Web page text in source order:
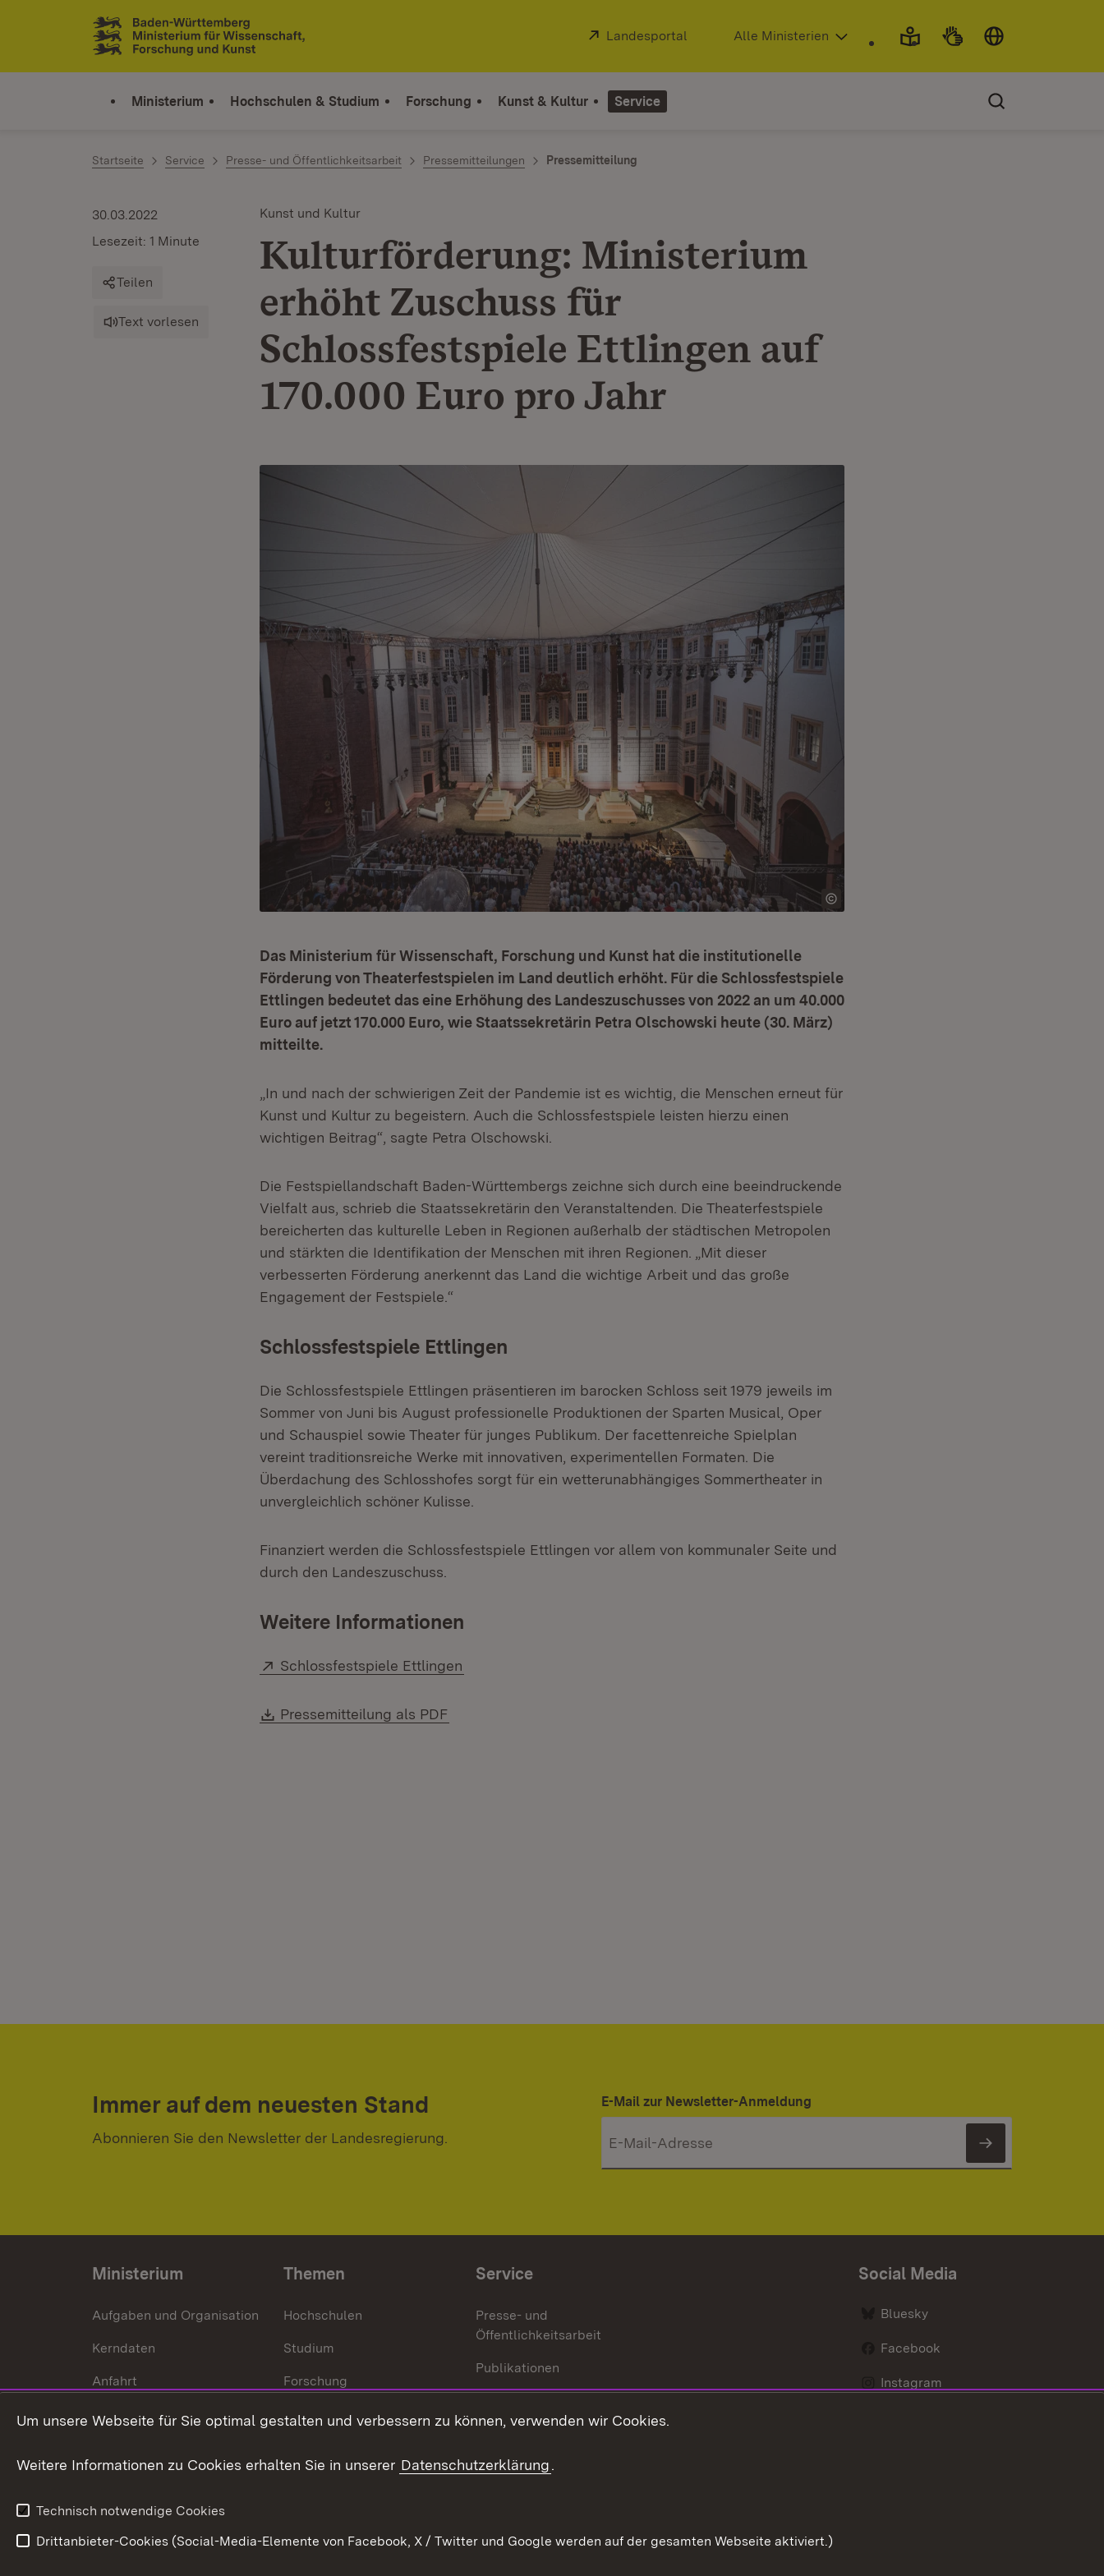
Zum Inhalt springen
Link zur Startseite
Extern:
Landesportal (Öffnet in neuem Fenster)
Alle Ministerien
Ministerium Hochschulen & Studium Forschung Kunst & Kultur Service
Startseite Service Presse- und Öffentlichkeitsarbeit Pressemitteilungen Pressemitteilung
Kunst und Kultur
Kulturförderung: Ministerium
erhöht Zuschuss für
Schlossfestspiele Ettlingen auf
170.000 Euro pro Jahr
30.03.2022
Lesezeit: 1 Minute
Teilen
Text vorlesen
Das Ministerium für Wissenschaft, Forschung und Kunst hat die institutionelle
Förderung von Theaterfestspielen im Land deutlich erhöht. Für die Schlossfestspiele
Ettlingen bedeutet das eine Erhöhung des Landeszuschusses von 2022 an um 40.000
Euro auf jetzt 170.000 Euro, wie Staatssekretärin Petra Olschowski heute (30. März)
mitteilte.
„In und nach der schwierigen Zeit der Pandemie ist es wichtig, die Menschen erneut für
Kunst und Kultur zu begeistern. Auch die Schlossfestspiele leisten hierzu einen
wichtigen Beitrag“, sagte Petra Olschowski.
Die Festspiellandschaft Baden-Württembergs zeichne sich durch eine beeindruckende
Vielfalt aus, schrieb die Staatssekretärin den Veranstaltenden. Die Theaterfestspiele
bereicherten das kulturelle Leben in Regionen außerhalb der städtischen Metropolen
und stärkten die Identifikation der Menschen mit ihren Regionen. „Mit dieser
verbesserten Förderung anerkennt das Land die wichtige Arbeit und das große
Engagement der Festspiele.“
Schlossfestspiele Ettlingen
Die Schlossfestspiele Ettlingen präsentieren im barocken Schloss seit 1979 jeweils im
Sommer von Juni bis August professionelle Produktionen der Sparten Musical, Oper
und Schauspiel sowie Theater für junges Publikum. Der facettenreiche Spielplan
vereint traditionsreiche Werke mit innovativen, experimentellen Formaten. Die
Überdachung des Schlosshofes sorgt für ein wetterunabhängiges Sommertheater in
unvergleichlich schöner Kulisse.
Finanziert werden die Schlossfestspiele Ettlingen vor allem von kommunaler Seite und
durch den Landeszuschuss.
Weitere Informationen
Extern:
Schlossfestspiele Ettlingen
Download:
Pressemitteilung als PDF
Immer auf dem neuesten Stand
Abonnieren Sie den Newsletter der Landesregierung.
E-Mail zur Newsletter-Anmeldung
Newsletter
Ministerium
Aufgaben und Organisation
Kerndaten
Anfahrt
Themen
Hochschulen
Studium
Forschung
Internationales
Service
Presse- und
Öffentlichkeitsarbeit
Publikationen
Mediathek
Ausschreibungen
Social Media
Bluesky
Facebook
Instagram
Um unsere Webseite für Sie optimal gestalten und verbessern zu können, verwenden wir Cookies.
Weitere Informationen zu Cookies erhalten Sie in unserer Datenschutzerklärung.
Technisch notwendige Cookies
Drittanbieter-Cookies (Social-Media-Elemente von Facebook, X / Twitter und Google werden auf der gesamten Webseite aktiviert.)